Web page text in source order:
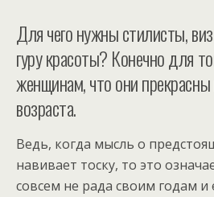
Для чего нужны стилисты,
гуру красоты? Конечно для
женщинам, что они
возраста.
Ведь, когда мысль о
навивает тоску, то это
совсем не рада своим годам и